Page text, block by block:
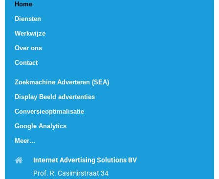
Home
Diensten
Werkwijze
Over ons
Contact
Zoekmachine Adverteren (SEA)
Display Beeld advertenties
Conversieoptimalisatie
Google Analytics
Meer…
Internet Advertising Solutions BV
Prof. R. Casimirstraat 34